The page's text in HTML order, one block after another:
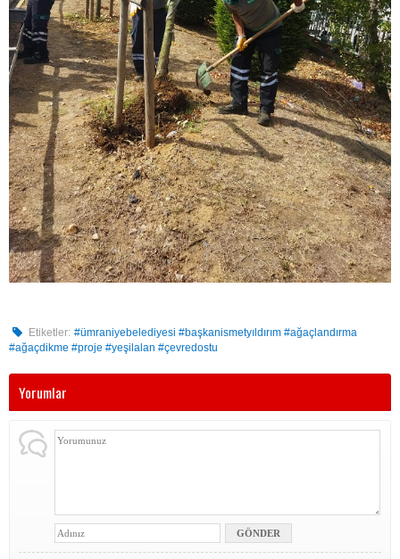
Etiketler: #ümraniyebelediyesi #başkanismetyıldırım #ağaçlandırma
#ağaçdikme #proje #yeşilalan #çevredostu
Yorumlar